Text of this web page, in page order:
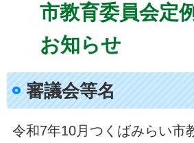
市教育委員会定
お知らせ
審議会等名
令和7年10月つくばみらい市